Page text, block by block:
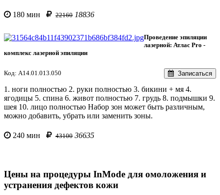
180 мин 22160 18836
Проведение эпиляции
лазерной: Атлас Pro -
комплекс лазерной эпиляции
Код: A14.01.013.050 Записаться
1. ноги полностью 2. ⁠руки полностью 3. ⁠бикини + мя 4.
⁠ягодицы 5. ⁠спина 6. ⁠живот полностью 7. ⁠грудь 8. ⁠подмышки 9.
⁠шея 10. ⁠лицо полностью Набор зон может быть различным,
можно добавить, убрать или заменить зоны.
240 мин 43100 36635
Цены на процедуры InMode для омоложения и
устранения дефектов кожи